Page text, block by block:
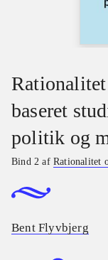
baseret
politik og
Bind 2 afRationalitet
Bent Flyvbjerg